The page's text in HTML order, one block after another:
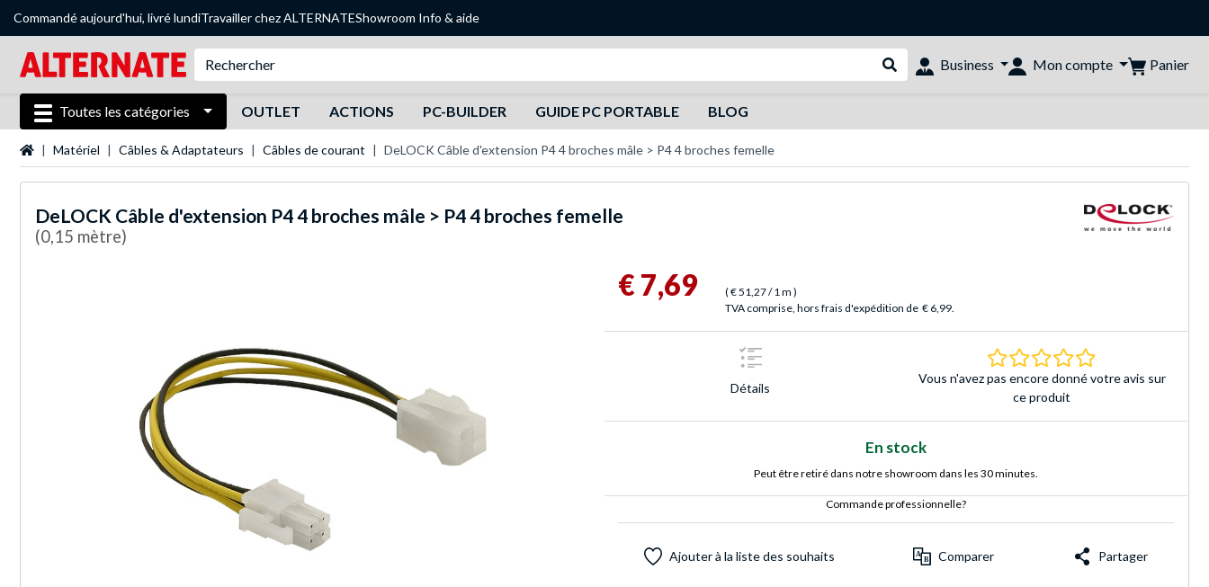
Commandé aujourd'hui, livré lundiTravailler chez ALTERNATEShowroom Info & aide
Rechercher dans le shop
Business Mon compte Panier
Toutes les catégories OUTLET ACTIONS PC-BUILDER GUIDE PC PORTABLE BLOG
Page d'accueil
Matériel Câbles & Adaptateurs Câbles de courant DeLOCK Câble d'extension P4 4 broches mâle > P4 4 broches femelle
DeLOCK Câble d'extension P4 4 broches mâle > P4 4 broches femelle
(0,15 mètre)
€ 7,69 (€ 51,27/ 1 m )
TVA comprise, hors frais d'expédition de € 6,99.
Détails
0.0 Étoiles Basé sur
Vous n'avez pas encore donné votre avis sur
ce produit
En stock
Peut être retiré dans notre showroom dans les 30 minutes.
Commande professionnelle?
Ajouter à la liste des souhaits Comparer Partager